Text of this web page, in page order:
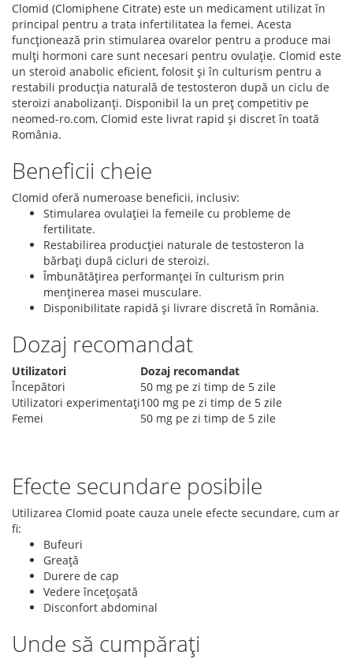
Clomid (Clomiphene Citrate) este un medicament utilizat în
principal pentru a trata infertilitatea la femei. Acesta
funcționează prin stimularea ovarelor pentru a produce mai
mulți hormoni care sunt necesari pentru ovulație. Clomid este
un steroid anabolic eficient, folosit și în culturism pentru a
restabili producția naturală de testosteron după un ciclu de
steroizi anabolizanți. Disponibil la un preț competitiv pe
neomed-ro.com, Clomid este livrat rapid și discret în toată
România.
Beneficii cheie
Clomid oferă numeroase beneficii, inclusiv:
Stimularea ovulației la femeile cu probleme de
fertilitate.
Restabilirea producției naturale de testosteron la
bărbați după cicluri de steroizi.
Îmbunătățirea performanței în culturism prin
menținerea masei musculare.
Disponibilitate rapidă și livrare discretă în România.
Dozaj recomandat
Utilizatori
Dozaj recomandat
Începători
50 mg pe zi timp de 5 zile
Utilizatori experimentați100 mg pe zi timp de 5 zile
Femei
50 mg pe zi timp de 5 zile
Efecte secundare posibile
Utilizarea Clomid poate cauza unele efecte secundare, cum ar
fi:
Bufeuri
Greață
Durere de cap
Vedere încețoșată
Disconfort abdominal
Unde să cumpărați